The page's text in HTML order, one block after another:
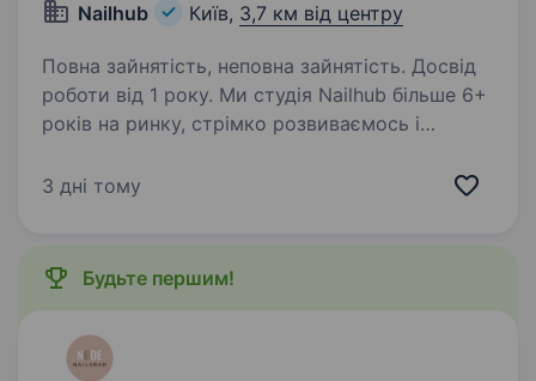
Nailhub Київ, 3,7 км від центру
Повна зайнятість, неповна зайнятість. Досвід
роботи від 1 року. Ми студія Nailhub більше 6+
років на ринку, стрімко розвиваємось і
та професійних майстрів нігтьової естетики!
3 дні тому
Будьте першим!